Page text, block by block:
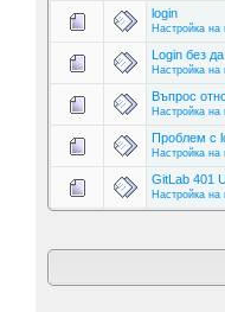
login
Настройка на
Login без
Настройка на
Въпрос
Настройка на
Проблем с
Настройка на
GitLab 401
Настройка на